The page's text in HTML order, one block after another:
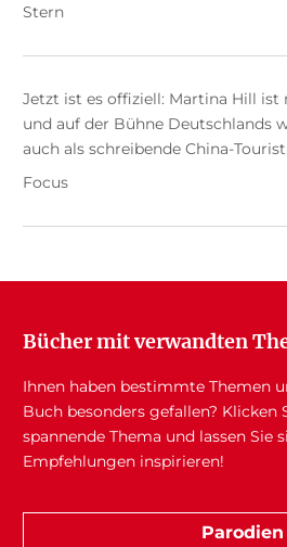
Stern
Jetzt ist es offiziell: Martina Hill
und auf der Bühne Deutschlands
auch als schreibende China-
Focus
Bücher mit verwandten
Ihnen haben bestimmte Themen
Buch besonders gefallen? Klicken
spannende Thema und lassen Sie
Empfehlungen inspirieren!
Parodien